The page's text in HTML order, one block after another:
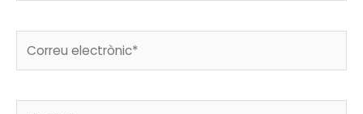
electrònic*